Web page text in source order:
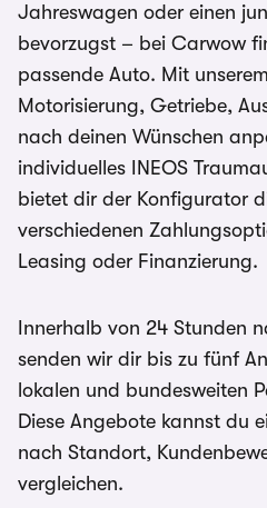
Jahreswagen oder einen
bevorzugst – bei Carwow
passende Auto. Mit
Motorisierung, Getriebe,
nach deinen Wünschen
individuelles INEOS
bietet dir der Konfigurator
verschiedenen
Leasing oder Finanzierung.
Innerhalb von 24 Stunden
senden wir dir bis zu fünf
lokalen und bundesweiten
Diese Angebote kannst du
nach Standort,
vergleichen.